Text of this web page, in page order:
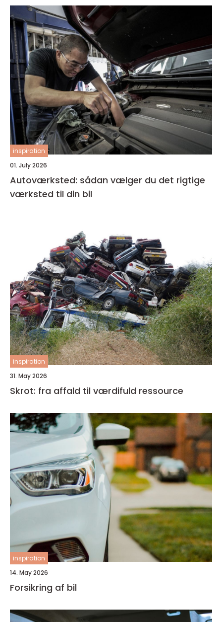
inspiration
01. July 2026
Autoværksted: sådan vælger du det rigtige
værksted til din bil
inspiration
31. May 2026
Skrot: fra affald til værdifuld ressource
inspiration
14. May 2026
Forsikring af bil